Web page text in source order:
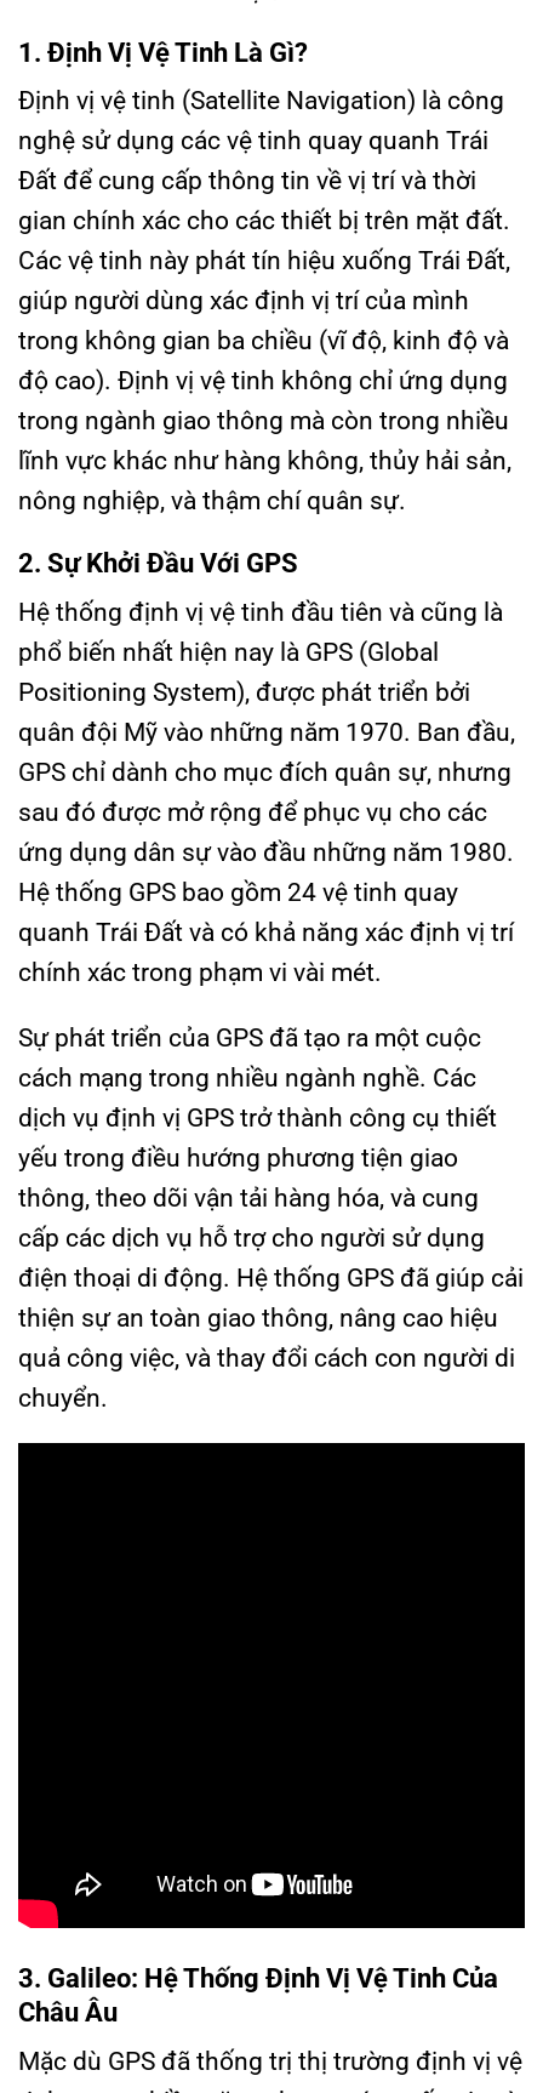
1. Định Vị Vệ Tinh Là Gì?
Định vị vệ tinh (Satellite Navigation) là công
nghệ sử dụng các vệ tinh quay quanh Trái
Đất để cung cấp thông tin về vị trí và thời
gian chính xác cho các thiết bị trên mặt đất.
Các vệ tinh này phát tín hiệu xuống Trái Đất,
giúp người dùng xác định vị trí của mình
trong không gian ba chiều (vĩ độ, kinh độ và
độ cao). Định vị vệ tinh không chỉ ứng dụng
trong ngành giao thông mà còn trong nhiều
lĩnh vực khác như hàng không, thủy hải sản,
nông nghiệp, và thậm chí quân sự.
2. Sự Khởi Đầu Với GPS
Hệ thống định vị vệ tinh đầu tiên và cũng là
phổ biến nhất hiện nay là GPS (Global
Positioning System), được phát triển bởi
quân đội Mỹ vào những năm 1970. Ban đầu,
GPS chỉ dành cho mục đích quân sự, nhưng
sau đó được mở rộng để phục vụ cho các
ứng dụng dân sự vào đầu những năm 1980.
Hệ thống GPS bao gồm 24 vệ tinh quay
quanh Trái Đất và có khả năng xác định vị trí
chính xác trong phạm vi vài mét.
Sự phát triển của GPS đã tạo ra một cuộc
cách mạng trong nhiều ngành nghề. Các
dịch vụ định vị GPS trở thành công cụ thiết
yếu trong điều hướng phương tiện giao
thông, theo dõi vận tải hàng hóa, và cung
cấp các dịch vụ hỗ trợ cho người sử dụng
điện thoại di động. Hệ thống GPS đã giúp cải
thiện sự an toàn giao thông, nâng cao hiệu
quả công việc, và thay đổi cách con người di
chuyển.
3. Galileo: Hệ Thống Định Vị Vệ Tinh Của
Châu Âu
Mặc dù GPS đã thống trị thị trường định vị vệ